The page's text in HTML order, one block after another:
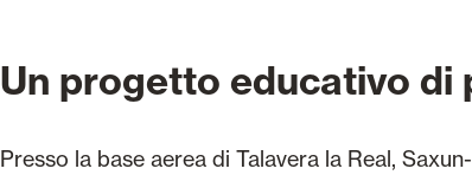
Un progetto educativo di
Presso la base aerea di Talavera la Real,